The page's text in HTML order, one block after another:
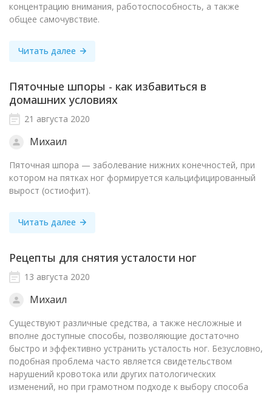
концентрацию внимания, работоспособность, а также
общее самочувствие.
Читать далее
Пяточные шпоры - как избавиться в
домашних условиях
21 августа 2020
Михаил
Пяточная шпора — заболевание нижних конечностей, при
котором на пятках ног формируется кальцифицированный
вырост (остиофит).
Читать далее
Рецепты для снятия усталости ног
13 августа 2020
Михаил
Существуют различные средства, а также несложные и
вполне доступные способы, позволяющие достаточно
быстро и эффективно устранить усталость ног. Безусловно,
подобная проблема часто является свидетельством
нарушений кровотока или других патологических
изменений, но при грамотном подходе к выбору способа